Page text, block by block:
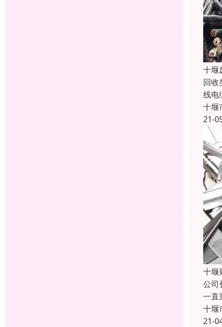
十堰
回收
线电
十堰
21-
十堰
公司
一直
十堰
21-